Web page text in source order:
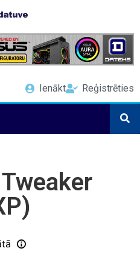
Ienākt Reģistrēties